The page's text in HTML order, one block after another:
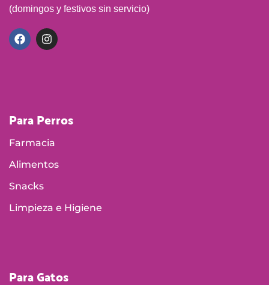
(domingos y festivos sin servicio)
Para Perros
Farmacia
Alimentos
Snacks
Limpieza e Higiene
Para Gatos